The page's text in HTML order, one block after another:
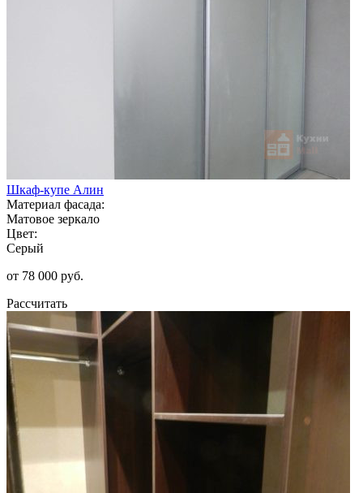
Шкаф-купе Алин
Материал фасада:
Матовое зеркало
Цвет:
Серый
от 78 000 руб.
Рассчитать